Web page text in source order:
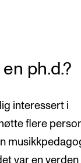
ph.d.?
interessert i
flere
var en